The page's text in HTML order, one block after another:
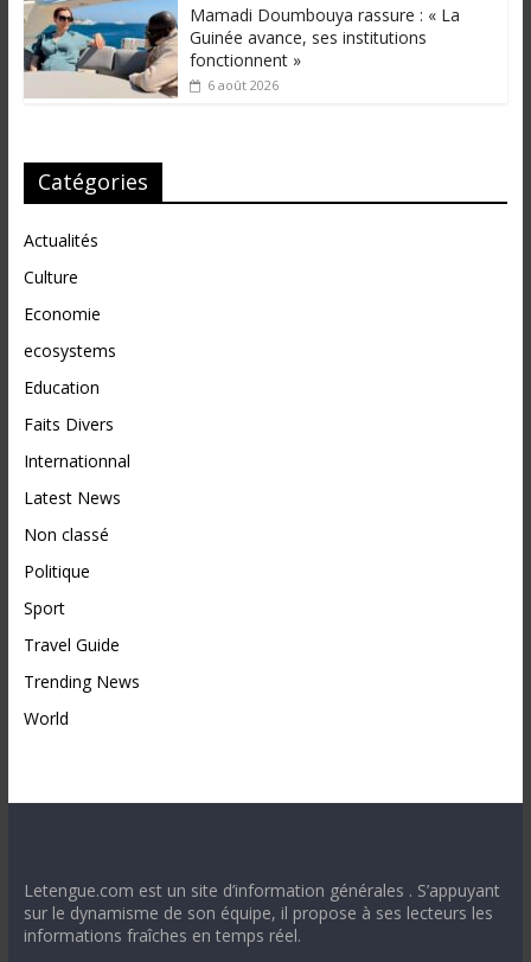
Mamadi Doumbouya rassure : « La
Guinée avance, ses institutions
fonctionnent »
6 août 2026
Catégories
Actualités
Culture
Economie
ecosystems
Education
Faits Divers
Internationnal
Latest News
Non classé
Politique
Sport
Travel Guide
Trending News
World
Letengue.com est un site d’information générales . S’appuyant
sur le dynamisme de son équipe, il propose à ses lecteurs les
informations fraîches en temps réel.